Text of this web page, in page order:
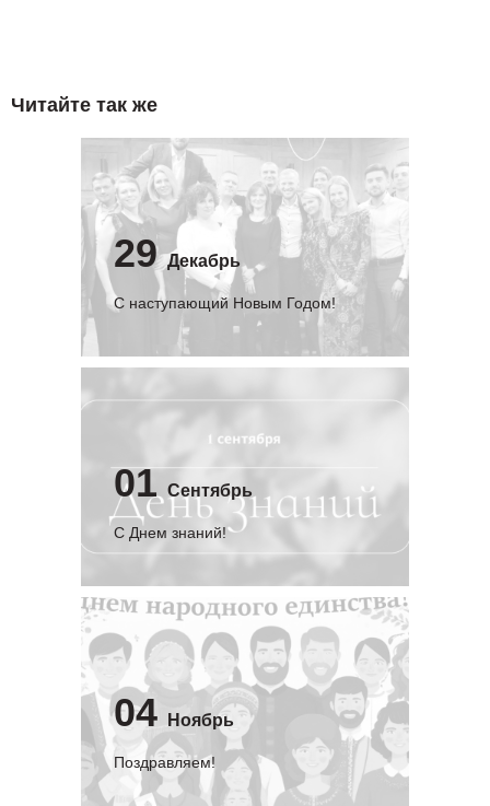
Читайте так же
29 Декабрь
С наступающий Новым Годом!
01 Сентябрь
C Днем знаний!
04 Ноябрь
Поздравляем!